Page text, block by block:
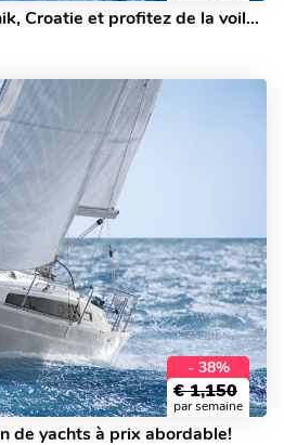
Louez ce voilier à Šibenik, Croatie et profitez de la voile aujourd'hui!
- 38%
€ 1,150
par semaine
de yachts à prix abordable!